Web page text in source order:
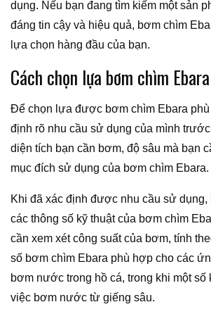
dụng. Nếu bạn đang tìm kiếm một sản
đáng tin cậy và hiệu quả, bơm chìm
lựa chọn hàng đầu của bạn.
Cách chọn lựa bơm chìm
Để chọn lựa được bơm chìm Ebara
định rõ nhu cầu sử dụng của mình
diện tích bạn cần bơm, độ sâu mà bạn
mục đích sử dụng của bơm chìm Ebara.
Khi đã xác định được nhu cầu sử dụng,
các thông số kỹ thuật của bơm chìm
cần xem xét công suất của bơm, tính
số bơm chìm Ebara phù hợp cho các
bơm nước trong hồ cá, trong khi một số
việc bơm nước từ giếng sâu.